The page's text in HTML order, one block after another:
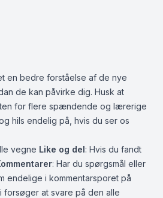
en bedre forståelse af de nye
de kan påvirke dig. Husk at
for flere spændende og lærerige
hils endelig på, hvis du ser os
vegne Like og del: Hvis du fandt
: Har du spørgsmål eller
endelige i kommentarsporet på
forsøger at svare på den alle